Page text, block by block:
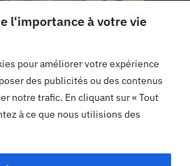
l'importance à votre vie
pour améliorer votre expérience
des publicités ou des contenus
notre trafic. En cliquant sur « Tout
à ce que nous utilisions des
j'en suis satisfaite."
à leurs descriptions."